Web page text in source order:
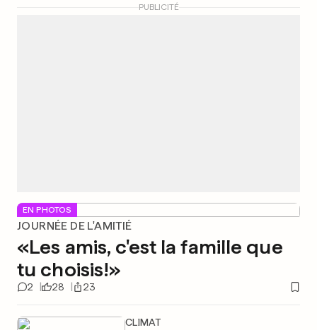
PUBLICITÉ
EN PHOTOS
JOURNÉE DE L'AMITIÉ
«Les amis, c'est la famille que
tu choisis!»
2 28 23
CLIMAT